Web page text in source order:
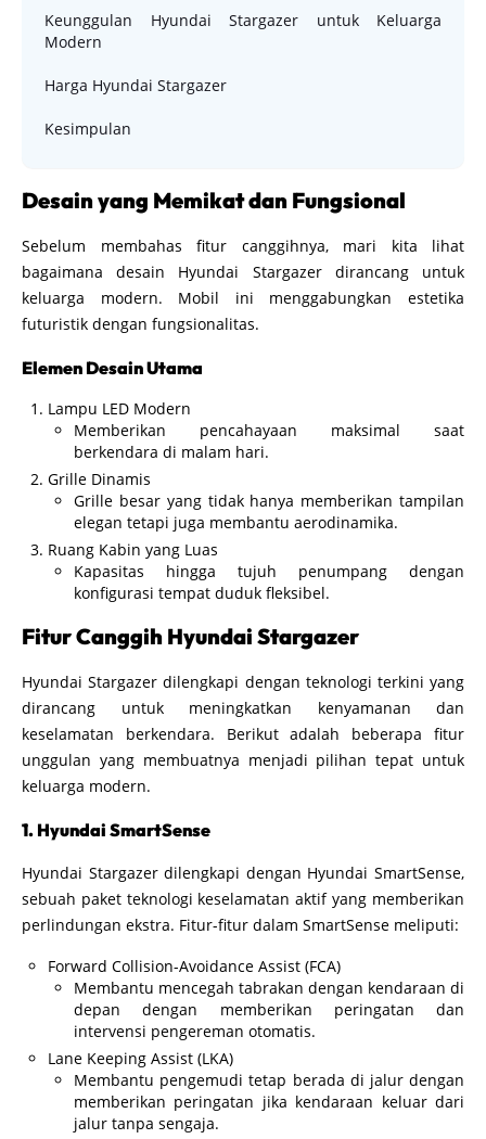
Keunggulan Hyundai Stargazer untuk Keluarga
Modern
Harga Hyundai Stargazer
Kesimpulan
Desain yang Memikat dan Fungsional
Sebelum membahas fitur canggihnya, mari kita lihat
bagaimana desain Hyundai Stargazer dirancang untuk
keluarga modern. Mobil ini menggabungkan estetika
futuristik dengan fungsionalitas.
Elemen Desain Utama
Lampu LED Modern
Memberikan pencahayaan maksimal saat
berkendara di malam hari.
Grille Dinamis
Grille besar yang tidak hanya memberikan tampilan
elegan tetapi juga membantu aerodinamika.
Ruang Kabin yang Luas
Kapasitas hingga tujuh penumpang dengan
konfigurasi tempat duduk fleksibel.
Fitur Canggih Hyundai Stargazer
Hyundai Stargazer dilengkapi dengan teknologi terkini yang
dirancang untuk meningkatkan kenyamanan dan
keselamatan berkendara. Berikut adalah beberapa fitur
unggulan yang membuatnya menjadi pilihan tepat untuk
keluarga modern.
1. Hyundai SmartSense
Hyundai Stargazer dilengkapi dengan Hyundai SmartSense,
sebuah paket teknologi keselamatan aktif yang memberikan
perlindungan ekstra. Fitur-fitur dalam SmartSense meliputi:
Forward Collision-Avoidance Assist (FCA)
Membantu mencegah tabrakan dengan kendaraan di
depan dengan memberikan peringatan dan
intervensi pengereman otomatis.
Lane Keeping Assist (LKA)
Membantu pengemudi tetap berada di jalur dengan
memberikan peringatan jika kendaraan keluar dari
jalur tanpa sengaja.